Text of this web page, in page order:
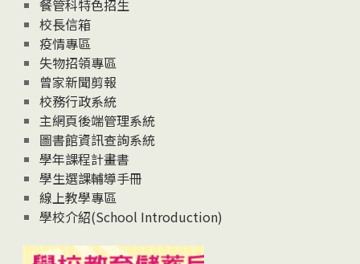
餐管科特色招生
校長信箱
疫情專區
失物招領專區
曾家新聞剪報
校務行政系統
主網頁後端管理系統
圖書館資訊查詢系統
學年課程計畫書
學生選課輔導手冊
線上教學專區
學校介紹(School Introduction)